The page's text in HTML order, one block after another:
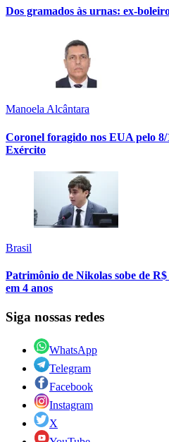
Dos gramados às urnas: ex-
Manoela Alcântara
Coronel foragido nos EUA pelo
Exército
Brasil
Patrimônio de Nikolas sobe de
em 4 anos
Siga nossas redes
WhatsApp
Telegram
Facebook
Instagram
X